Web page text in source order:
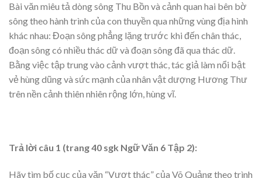
Bài văn miêu tả dòng sông Thu Bồn và cảnh quan hai bên bờ
sông theo hành trình của con thuyền qua những vùng địa hình
khác nhau: Đoạn sông phẳng lặng trước khi đến chân thác,
đoạn sông có nhiều thác dữ và đoạn sông đã qua thác dữ.
Bằng việc tập trung vào cảnh vượt thác, tác giả làm nổi bật
vẻ hùng dũng và sức mạnh của nhân vật dượng Hương Thư
trên nền cảnh thiên nhiên rộng lớn, hùng vĩ.
Trả lời câu 1 (trang 40 sgk Ngữ Văn 6 Tập 2):
Hãy tìm bố cục của văn “Vượt thác” của Võ Quảng theo trình